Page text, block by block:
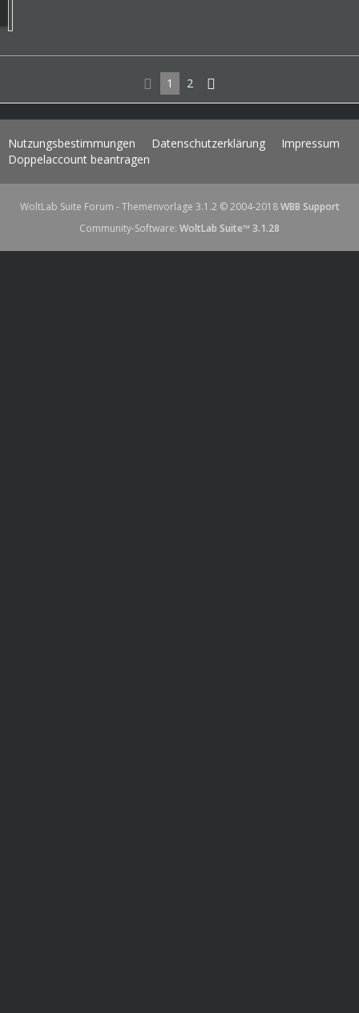
1 2
Nutzungsbestimmungen Datenschutzerklärung
Impressum
Doppelaccount beantragen
WoltLab Suite Forum - Themenvorlage 3.1.2 © 2004-2018WBB Support
Community-Software: WoltLab Suite™ 3.1.28